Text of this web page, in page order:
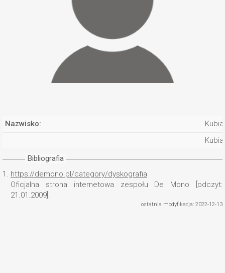
Nazwisko:
Bibliografia
1. https://demono.pl/category/dyskografia
Oficjalna strona internetowa zespołu De Mono [odczyt:
21.01.2009].
ostatnia modyfikacja: 2022-12-13